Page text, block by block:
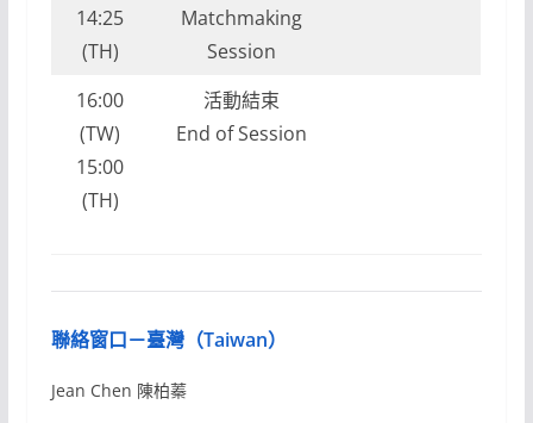
14:25
(TH)
Matchmaking
Session
16:00
(TW)
15:00
(TH)
活動結束
End of Session
聯絡窗口－臺灣（Taiwan）
Jean Chen 陳柏蓁